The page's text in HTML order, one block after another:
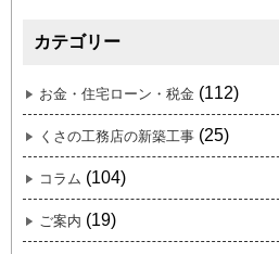
カテゴリー
お金・住宅ローン・税金 (112)
くさの工務店の新築工事 (25)
コラム (104)
ご案内 (19)